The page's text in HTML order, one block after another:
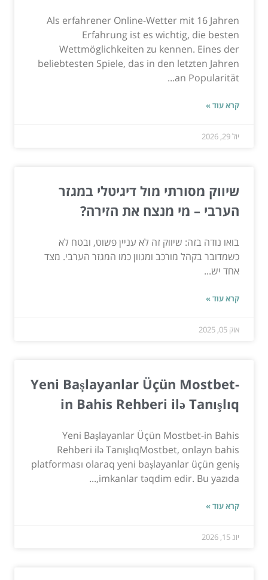
Als erfahrener Online-Wetter mit 16 Jahren
Erfahrung ist es wichtig, die besten
Wettmöglichkeiten zu kennen. Eines der
beliebtesten Spiele, das in den letzten Jahren
an Popularität...
קרא עוד »
יול 29, 2026
שיווק מסורתי מול דיגיטלי במגזר
הערבי – מי מנצח את הזירה?
בואו נודה בזה: שיווק זה לא עניין פשוט, ובטח לא
כשמדובר בקהל מורכב ומגוון כמו המגזר הערבי. מצד
אחד יש...
קרא עוד »
אוק 05, 2025
Yeni Başlayanlar Üçün Mostbet-
in Bahis Rehberi ilə Tanışlıq
Yeni Başlayanlar Üçün Mostbet-in Bahis
Rehberi ilə TanışlıqMostbet, onlayn bahis
platforması olaraq yeni başlayanlar üçün geniş
imkanlar təqdim edir. Bu yazıda,...
קרא עוד »
יונ 15, 2026